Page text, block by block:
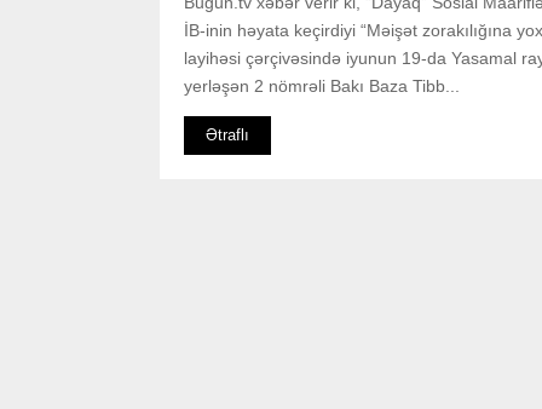
İB-inin həyata keçirdiyi “Məişət zorakılığına
layihəsi çərçivəsində iyunun 19-da Yasamal
yerləşən 2 nömrəli Bakı Baza Tibb...
Ətraflı